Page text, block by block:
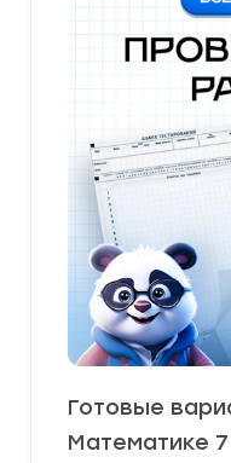
Готовые
Математике